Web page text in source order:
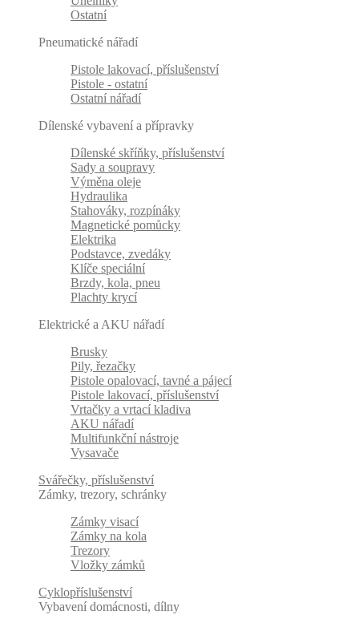
Ostatní
Pneumatické nářadí
Pistole lakovací, příslušenství
Pistole - ostatní
Ostatní nářadí
Dílenské vybavení a přípravky
Dílenské skříňky, příslušenství
Sady a soupravy
Výměna oleje
Hydraulika
Stahováky, rozpínáky
Magnetické pomůcky
Elektrika
Podstavce, zvedáky
Klíče speciální
Brzdy, kola, pneu
Plachty krycí
Elektrické a AKU nářadí
Brusky
Pily, řezačky
Pistole opalovací, tavné a pájecí
Pistole lakovací, příslušenství
Vrtačky a vrtací kladiva
AKU nářadí
Multifunkční nástroje
Vysavače
Svářečky, příslušenství
Zámky, trezory, schránky
Zámky visací
Zámky na kola
Trezory
Vložky zámků
Cyklopříslušenství
Vybavení domácnosti, dílny